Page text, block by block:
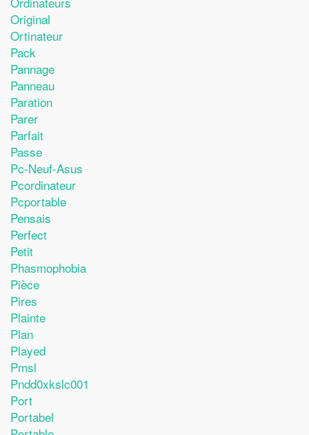
Original
Ortinateur
Pack
Pannage
Panneau
Paration
Parer
Parfait
Passe
Pc-Neuf-Asus
Pcordinateur
Pcportable
Pensais
Perfect
Petit
Phasmophobia
Pièce
Pires
Plainte
Plan
Played
Pmsl
Pndd0xkslc001
Port
Portabel